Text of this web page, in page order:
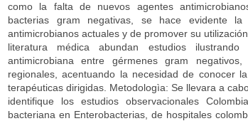
como la falta de nuevos agentes
bacterias gram negativas, se hace evidente
antimicrobianos actuales y de promover su
literatura médica abundan estudios
antimicrobiana entre gérmenes gram
regionales, acentuando la necesidad de conocer
terapéuticas dirigidas. Metodologìa: Se llevara a
identifique los estudios observacionales
bacteriana en Enterobacterias, de hospitales